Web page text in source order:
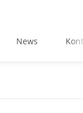
News